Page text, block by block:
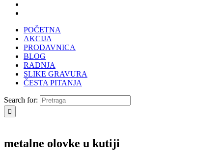
POČETNA
AKCIJA
PRODAVNICA
BLOG
RADNJA
SLIKE GRAVURA
ČESTA PITANJA
Search for:
metalne olovke u kutiji